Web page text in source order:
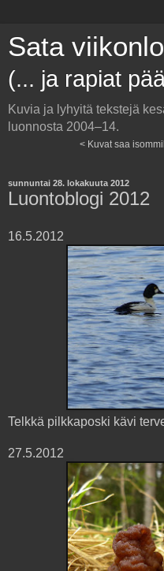
Sata
(... ja rapiat
Kuvia ja lyhyitä tekstejä
luonnosta 2004–14.
< Kuvat saa
sunnuntai 28. lokakuuta 2012
Luontoblogi 2012
16.5.2012
Telkkä pilkkaposki kävi
27.5.2012